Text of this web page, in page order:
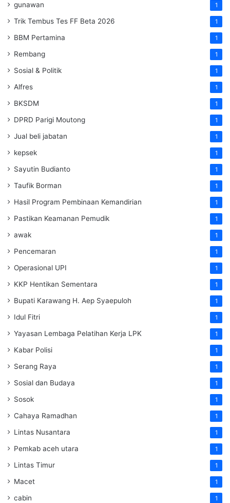
gunawan 1
Trik Tembus Tes FF Beta 2026 1
BBM Pertamina 1
Rembang 1
Sosial & Politik 1
Alfres 1
BKSDM 1
DPRD Parigi Moutong 1
Jual beli jabatan 1
kepsek 1
Sayutin Budianto 1
Taufik Borman 1
Hasil Program Pembinaan Kemandirian 1
Pastikan Keamanan Pemudik 1
awak 1
Pencemaran 1
Operasional UPI 1
KKP Hentikan Sementara 1
Bupati Karawang H. Aep Syaepuloh 1
Idul Fitri 1
Yayasan Lembaga Pelatihan Kerja LPK 1
Kabar Polisi 1
Serang Raya 1
Sosial dan Budaya 1
Sosok 1
Cahaya Ramadhan 1
Lintas Nusantara 1
Pemkab aceh utara 1
Lintas Timur 1
Macet 1
cabin 1